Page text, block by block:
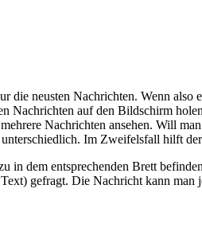
neusten Nachrichten. Wenn also
Nachrichten auf den Bildschirm
Nachrichten ansehen. Will
Im Zweifelsfall hilft
dem entsprechenden Brett
gefragt. Die Nachricht kann man